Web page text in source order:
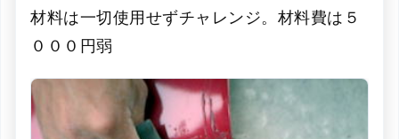
材料は一切使用せずチャレンジ。材料費は５
０００円弱